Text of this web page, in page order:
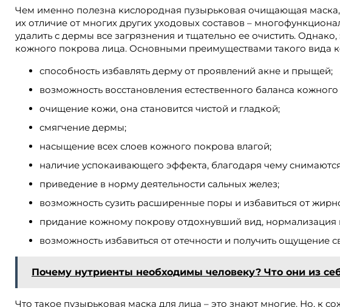
Чем именно полезна кислородная пузырьковая очищающая
их отличие от многих других уходовых составов –
удалить с дермы все загрязнения и тщательно ее очистить.
кожного покрова лица. Основными преимуществами такого вида
способность избавлять дерму от проявлений акне и прыщей;
возможность восстановления естественного баланса
очищение кожи, она становится чистой и гладкой;
смягчение дермы;
насыщение всех слоев кожного покрова влагой;
наличие успокаивающего эффекта, благодаря чему
приведение в норму деятельности сальных желез;
возможность сузить расширенные поры и избавиться от
придание кожному покрову отдохнувший вид, нормализация
возможность избавиться от отечности и получить ощущение
Почему нутриенты необходимы человеку? Что они из
Что такое пузырьковая маска для лица – это знают многие. Но, к